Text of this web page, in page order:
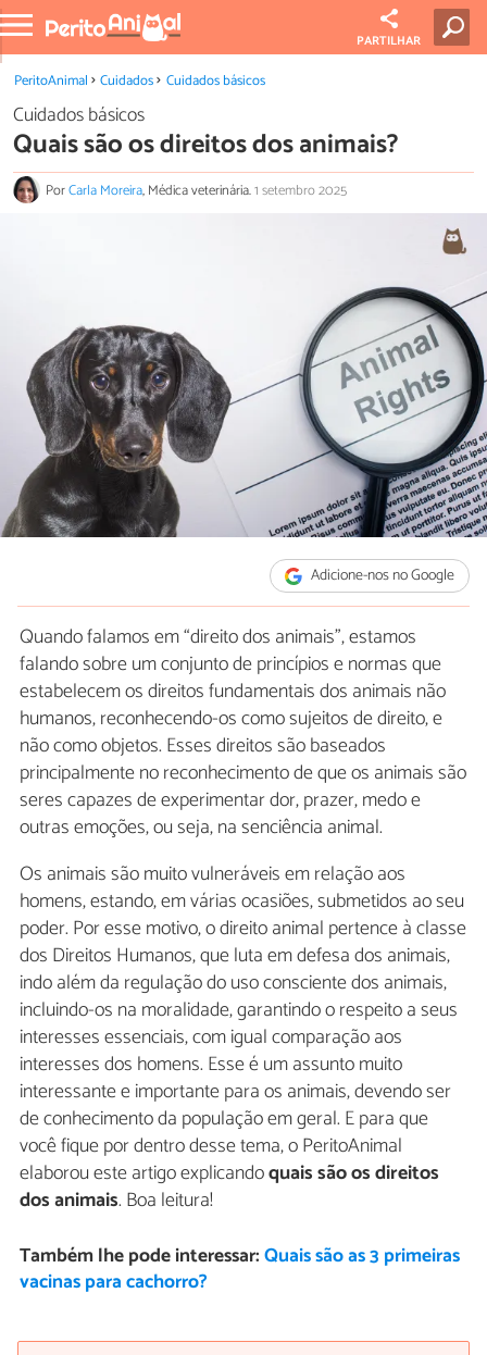
PARTILHAR
PeritoAnimal Cuidados Cuidados básicos
Cuidados básicos
Quais são os direitos dos animais?
PorCarla Moreira, Médica veterinária.1 setembro 2025
Adicione-nos no Google
Quando falamos em “direito dos animais”, estamos
falando sobre um conjunto de princípios e normas que
estabelecem os direitos fundamentais dos animais não
humanos, reconhecendo-os como sujeitos de direito, e
não como objetos. Esses direitos são baseados
principalmente no reconhecimento de que os animais são
seres capazes de experimentar dor, prazer, medo e
outras emoções, ou seja, na senciência animal.
Os animais são muito vulneráveis em relação aos
homens, estando, em várias ocasiões, submetidos ao seu
poder. Por esse motivo, o direito animal pertence à classe
dos Direitos Humanos, que luta em defesa dos animais,
indo além da regulação do uso consciente dos animais,
incluindo-os na moralidade, garantindo o respeito a seus
interesses essenciais, com igual comparação aos
interesses dos homens. Esse é um assunto muito
interessante e importante para os animais, devendo ser
de conhecimento da população em geral. E para que
você fique por dentro desse tema, o PeritoAnimal
elaborou este artigo explicandoquais são os direitos
dos animais. Boa leitura!
Também lhe pode interessar:Quais são as 3 primeiras
vacinas para cachorro?